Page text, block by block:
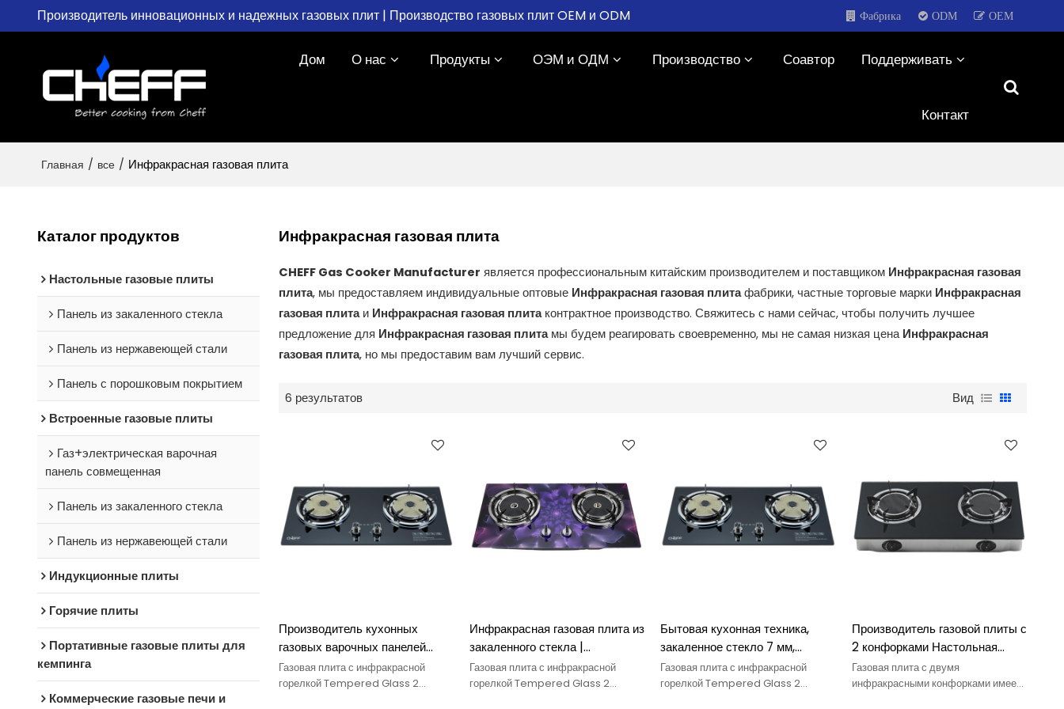
Производитель инновационных и надежных газовых плит | Производство газовых плит OEM и ODM Фабрика ODM OEM
Дом О нас Продукты ОЭМ и ОДМ Производство Соавтор Поддерживать
Контакт
Главная / все / Инфракрасная газовая плита
Каталог продуктов
Настольные газовые плиты
Панель из закаленного стекла
Панель из нержавеющей стали
Панель с порошковым покрытием
Встроенные газовые плиты
Газ+электрическая варочная
панель совмещенная
Панель из закаленного стекла
Панель из нержавеющей стали
Индукционные плиты
Горячие плиты
Портативные газовые плиты для
кемпинга
Коммерческие газовые печи и
Инфракрасная газовая плита
CHEFF Gas Cooker Manufacturer является профессиональным китайским производителем и поставщиком Инфракрасная газовая
плита, мы предоставляем индивидуальные оптовые Инфракрасная газовая плитафабрики, частные торговые марки Инфракрасная
газовая плитаи Инфракрасная газовая плитаконтрактное производство. Свяжитесь с нами сейчас, чтобы получить лучшее
предложение для Инфракрасная газовая плитамы будем реагировать своевременно, мы не самая низкая цена Инфракрасная
газовая плита, но мы предоставим вам лучший сервис.
6 результатов Вид
Производитель кухонных
газовых варочных панелей
CHEFF с 2 конфорками из
закаленного стекла,
Газовая плита с инфракрасной
горелкой Tempered Glass 2
Инфракрасная газовая плита из
закаленного стекла |
Высококачественная 2
инфракрасная горелка Газовая
Газовая плита с инфракрасной
горелкой Tempered Glass 2
Бытовая кухонная техника,
закаленное стекло 7 мм,
сверхмощная 2-конфорочная
встроенная инфракрасная
Газовая плита с инфракрасной
горелкой Tempered Glass 2
Производитель газовой плиты с
2 конфорками Настольная
газовая плита Панель из
закаленного стекла 7 мм
Газовая плита с двумя
инфракрасными конфорками имеет